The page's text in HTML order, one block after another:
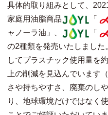
具体的取り組みとして、
家庭用油脂商品
「
ャノーラ油」、
「
の2種類を発売いたしまし
してプラスチック使用量を約
上の削減を見込んでいます
さや持ちやすさ、廃棄のし
り、地球環境だけではなく